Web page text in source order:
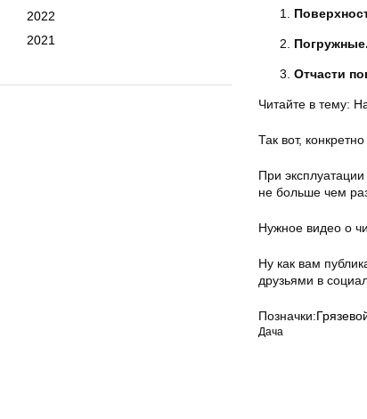
2022
2021
Погружные.
Отчасти
Читайте в тему:
Так вот,
При
не больше чем
Нужное видео о
Ну как вам
друзьями в
Позначки:
Дача